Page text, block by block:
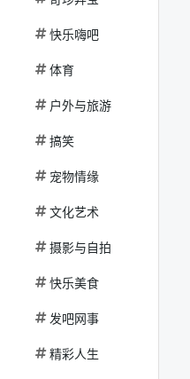
快乐嗨吧
体育
户外与旅游
搞笑
宠物情缘
文化艺术
摄影与自拍
快乐美食
发吧网事
精彩人生